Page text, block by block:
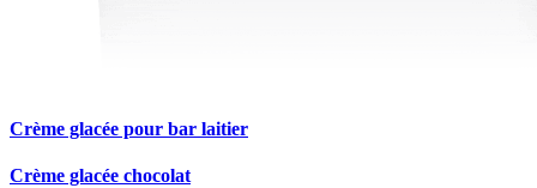
Crème glacée pour bar laitier
Crème glacée chocolat